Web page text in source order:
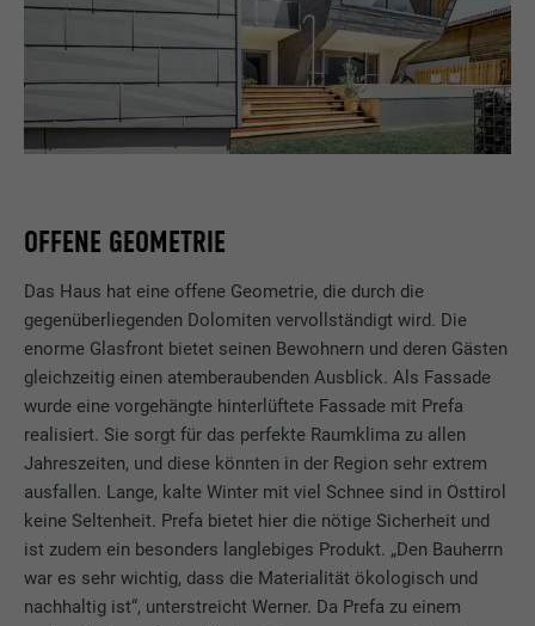
OFFENE GEOMETRIE
Das Haus hat eine offene Geometrie, die durch die
gegenüberliegenden Dolomiten vervollständigt wird. Die
enorme Glasfront bietet seinen Bewohnern und deren Gästen
gleichzeitig einen atemberaubenden Ausblick. Als Fassade
wurde eine vorgehängte hinterlüftete Fassade mit Prefa
realisiert. Sie sorgt für das perfekte Raumklima zu allen
Jahreszeiten, und diese könnten in der Region sehr extrem
ausfallen. Lange, kalte Winter mit viel Schnee sind in Osttirol
keine Seltenheit. Prefa bietet hier die nötige Sicherheit und
ist zudem ein besonders langlebiges Produkt. „Den Bauherrn
war es sehr wichtig, dass die Materialität ökologisch und
nachhaltig ist“, unterstreicht Werner. Da Prefa zu einem